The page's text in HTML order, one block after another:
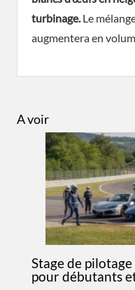
turbinage.Le
augmentera en
A voir
Stage de
pour débutants